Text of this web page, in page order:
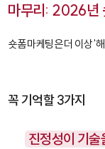
마무리: 2026년
숏폼 마케팅은 더 이상 '
꼭 기억할 3가지
진정성이 기술